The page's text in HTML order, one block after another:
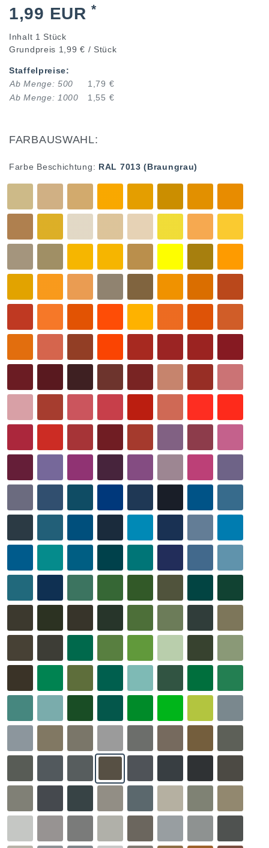
1,99 EUR*
Inhalt 1 Stück
Grundpreis 1,99 € / Stück
Staffelpreise:
Ab Menge: 500
1,79 €
Ab Menge: 1000
1,55 €
FARBAUSWAHL:
Farbe Beschichtung: RAL 7013 (Braungrau)